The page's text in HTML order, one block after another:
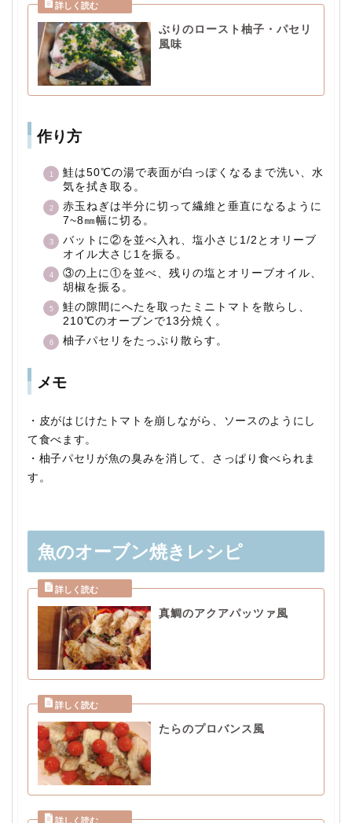
ぶりのロースト柚子・パセリ
風味
作り方
鮭は50℃の湯で表面が白っぽくなるまで洗い、水
気を拭き取る。
赤玉ねぎは半分に切って繊維と垂直になるように
7~8㎜幅に切る。
バットに②を並べ入れ、塩小さじ1/2とオリーブ
オイル大さじ1を振る。
③の上に①を並べ、残りの塩とオリーブオイル、
胡椒を振る。
鮭の隙間にへたを取ったミニトマトを散らし、
210℃のオーブンで13分焼く。
柚子パセリをたっぷり散らす。
メモ
・皮がはじけたトマトを崩しながら、ソースのようにし
て食べます。
・柚子パセリが魚の臭みを消して、さっぱり食べられま
す。
魚のオーブン焼きレシピ
真鯛のアクアパッツァ風
たらのプロバンス風